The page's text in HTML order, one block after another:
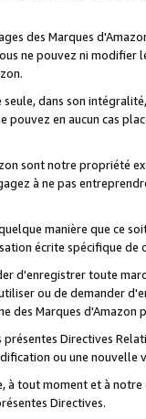
des Marques
ne pouvez ni
dans son
pouvez en aucun cas
sont notre propriété
à ne pas
manière que ce
écrite spécifique de
d'enregistrer toute
ou de demander
des Marques
Directives
ou une nouvelle
à tout moment et à
Directives.